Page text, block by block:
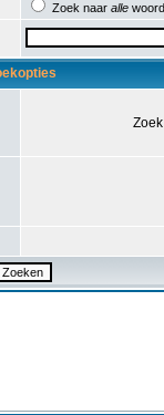
Zoek naar alle